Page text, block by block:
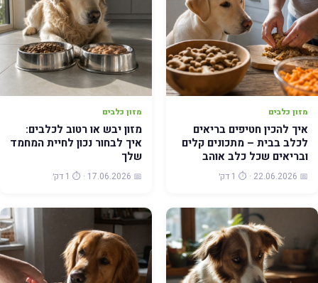
מזון כלבים
איך להכין חטיפים בריאים
לכלב בבית – מתכונים קלים
ובריאים שכל כלב אוהב
📅 22.06.2026 · ⏱️ 1 דק׳
מזון כלבים
מזון יבש או רטוב לכלבים:
איך לבחור נכון לחיית המחמד
שלך
📅 17.06.2026 · ⏱️ 1 דק׳